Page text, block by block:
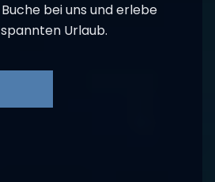
bei uns und erlebe
Urlaub.